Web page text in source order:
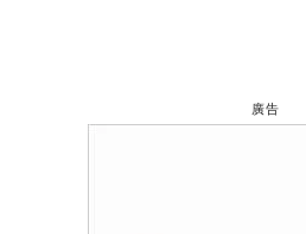
廣告